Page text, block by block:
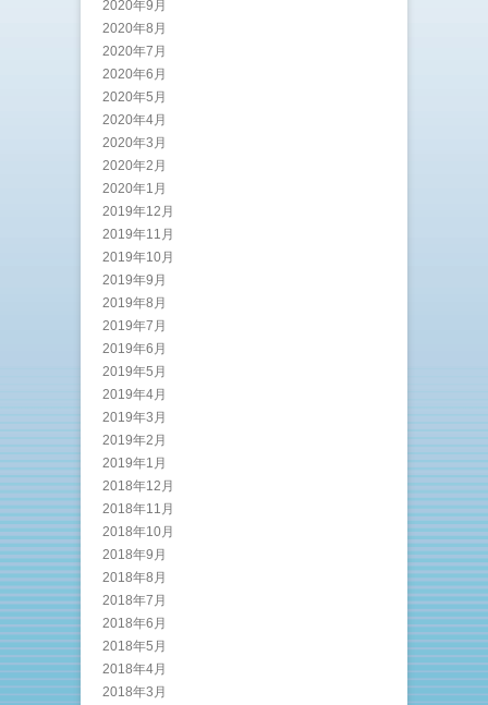
2020年9月
2020年8月
2020年7月
2020年6月
2020年5月
2020年4月
2020年3月
2020年2月
2020年1月
2019年12月
2019年11月
2019年10月
2019年9月
2019年8月
2019年7月
2019年6月
2019年5月
2019年4月
2019年3月
2019年2月
2019年1月
2018年12月
2018年11月
2018年10月
2018年9月
2018年8月
2018年7月
2018年6月
2018年5月
2018年4月
2018年3月